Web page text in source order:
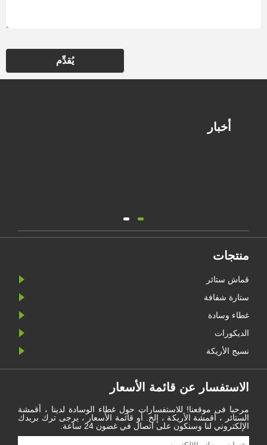
يُقدِّم
أخبار
منتجات
قماش ستائر
ستارة شفافة
غطاء وسادة
الديكورات
نسيج الأريكة
الاستفسار عن قائمة الأسعار
مرحبا فى موقعنا! للاستفسارات حول غطاء الوسادة لدينا ، أقمشة
الستائر ، أقمشة الأريكة ، إلخ. أو قائمة الأسعار ، يرجى ترك بريدك
الإلكتروني لنا وسنكون على اتصال في غضون 24 ساعة.